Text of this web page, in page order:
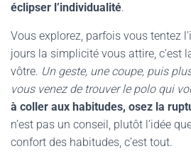
éclipser l’individualité.
Vous explorez, parfois vous tentez
jours la simplicité vous attire, c’est
vôtre. Un geste, une coupe, puis
vous venez de trouver le polo qui
à coller aux habitudes, osez la
n’est pas un conseil, plutôt l’idée
confort des habitudes, c’est tout.